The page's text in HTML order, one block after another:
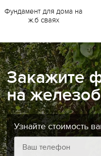
Фундамент для дома на
ж.б сваях
Закажите
на
Узнайте стоимость